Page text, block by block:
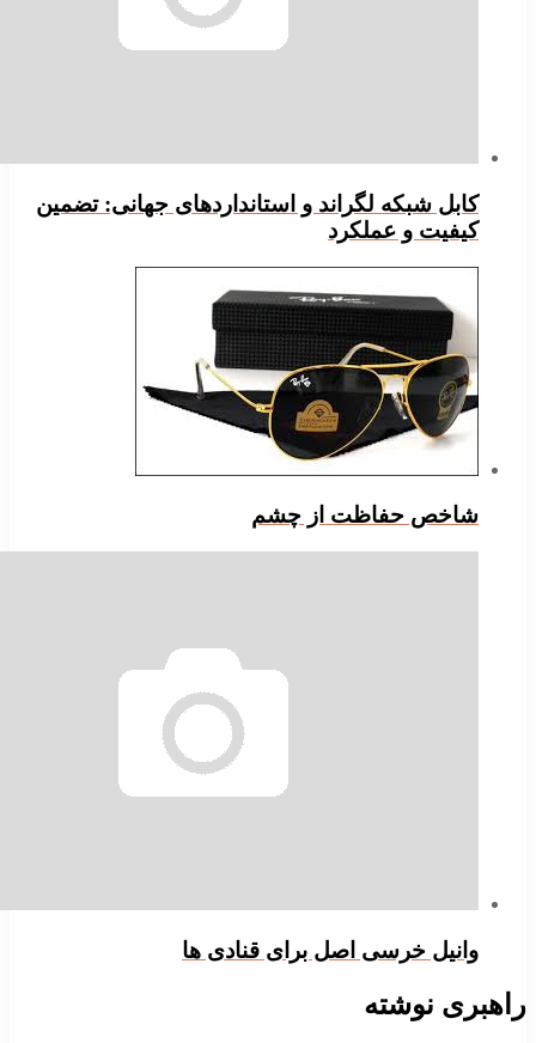
شبکه لگراند و استانداردهای جهانی: تضمین
و عملکرد
حفاظت از چشم
خرسی اصل برای قنادی ها
نوشته